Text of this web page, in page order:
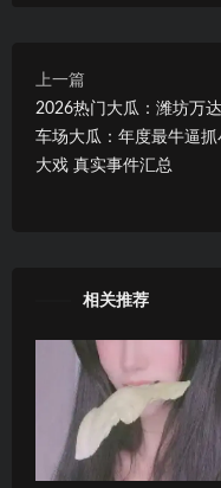
上一篇
2026热门大瓜：潍坊万
车场大瓜：年度最牛逼抓
大戏 真实事件汇总
相关推荐